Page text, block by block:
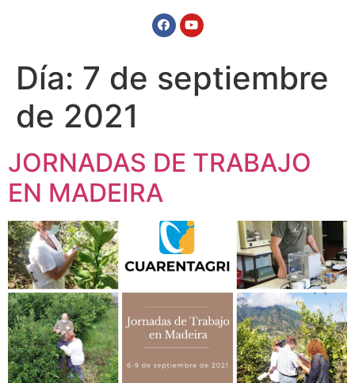
Día: 7 de septiembre
de 2021
JORNADAS DE TRABAJO
EN MADEIRA